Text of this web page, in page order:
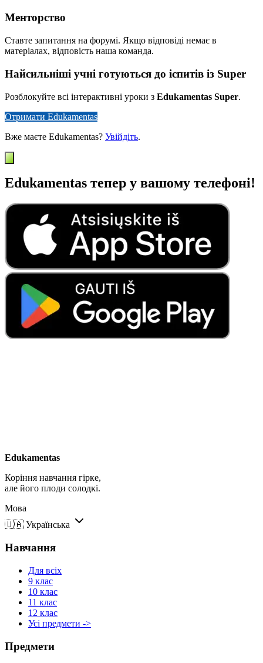
Менторство
Ставте запитання на форумі. Якщо відповіді немає в
матеріалах, відповість наша команда.
Найсильніші учні готуються до іспитів із Super
Розблокуйте всі інтерактивні уроки з Edukamentas Super.
Отримати Edukamentas
Вже маєте Edukamentas? Увійдіть.
Edukamentas тепер у вашому телефоні!
Edukamentas
Коріння навчання гірке,
але його плоди солодкі.
Мова
🇺🇦 Українська
Навчання
Для всіх
9 клас
10 клас
11 клас
12 клас
Усі предмети ->
Предмети